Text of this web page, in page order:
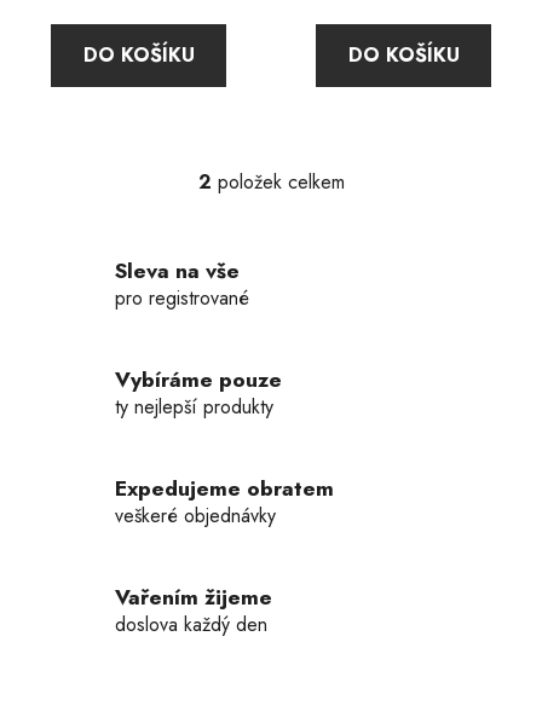
DO KOŠÍKU
5,0
z
DO KOŠÍKU
O
í
p
k
y
v
p
2 položek celkem
Sleva na vše
pro registrované
Vybíráme pouze
ty nejlepší produkty
Expedujeme obratem
veškeré objednávky
Vařením žijeme
doslova každý den